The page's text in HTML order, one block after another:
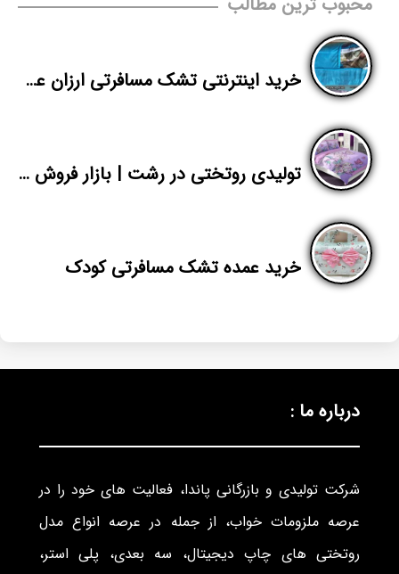
خرید اینترنتی تشک مسافرتی ارزان عمده از کارخانه
تولیدی روتختی در رشت | بازار فروش عمده روتختی میکرو دیجیتال دونفره
خرید عمده تشک مسافرتی کودک
درباره ما :
شرکت تولیدی و بازرگانی پاندا، فعالیت های خود را در
عرصه ملزومات خواب، از جمله در عرصه انواع مدل
روتختی های چاپ دیجیتال، سه بعدی، پلی استر،